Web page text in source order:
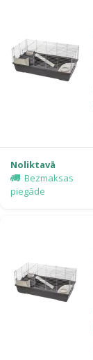
Noliktavā
Bezmaksas
piegāde